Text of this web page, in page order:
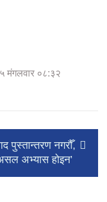
मंगलवार ०८:३२
पुस्तान्तरण नगरौँ,
अभ्यास होइन’